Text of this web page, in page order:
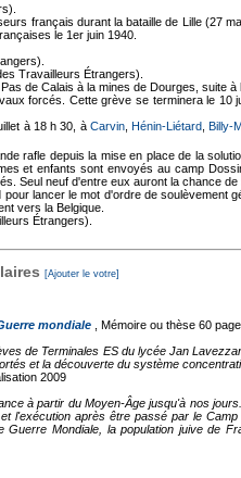
français durant la bataille de Lille (27
le 1er juin 1940.
Travailleurs Étrangers).
de Calais à la mines de Dourges, suite à
forcés. Cette grève se terminera le 10
à 18 h 30, à Carvin,Hénin-Liétard ,Billy-
rafle depuis la mise en place de la
et enfants sont envoyés au camp
Seul neuf d'entre eux auront la chance de
lancer le mot d'ordre de soulèvement
vers la Belgique.
Étrangers).
[Ajouter le votre]
mondiale
, Mémoire ou thèse 60
de Terminales ES du lycée Jan
et la découverte du système
2009
à partir du Moyen-Âge jusqu'à nos
l'exécution après être passé par le
Mondiale, la population juive de